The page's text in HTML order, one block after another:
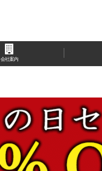
会社案内